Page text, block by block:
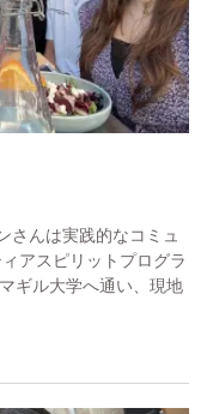
さんは実践的なコミュ
アスピリットプログラ
ギル大学へ通い、現地